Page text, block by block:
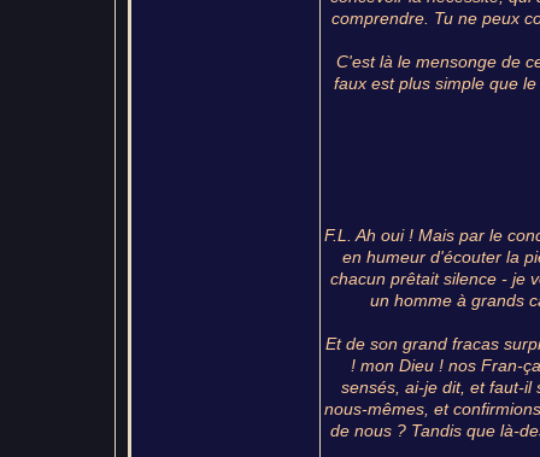
comprendre. Tu ne peux
C'est là le mensonge de
faux est plus simple que
F.L. Ah oui ! Mais par le
en humeur d'écouter la
chacun prêtait silence - je
un homme à grands
Et de son grand fracas
! mon Dieu ! nos Fran-
sensés, ai-je dit, et faut-il
nous-mêmes, et
de nous ? Tandis que là-